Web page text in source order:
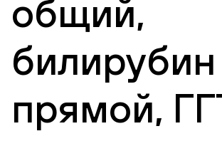
общий,
билирубин
прямой,